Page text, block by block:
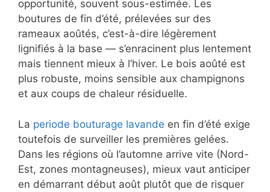
opportunité, souvent sous-estimée. Les
boutures de fin d’été, prélevées sur des
rameaux aoûtés, c’est-à-dire légèrement
lignifiés à la base — s’enracinent plus lentement
mais tiennent mieux à l’hiver. Le bois aoûté est
plus robuste, moins sensible aux champignons
et aux coups de chaleur résiduelle.
La periode bouturage lavande en fin d’été exige
toutefois de surveiller les premières gelées.
Dans les régions où l’automne arrive vite (Nord-
Est, zones montagneuses), mieux vaut anticiper
en démarrant début août plutôt que de risquer